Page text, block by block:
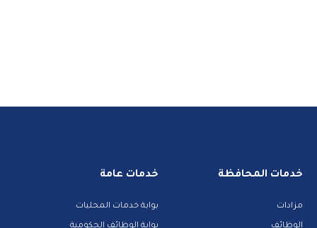
خدمات المحافظة
مزادات
خدمات عامة
بوابة خدمات المحليات